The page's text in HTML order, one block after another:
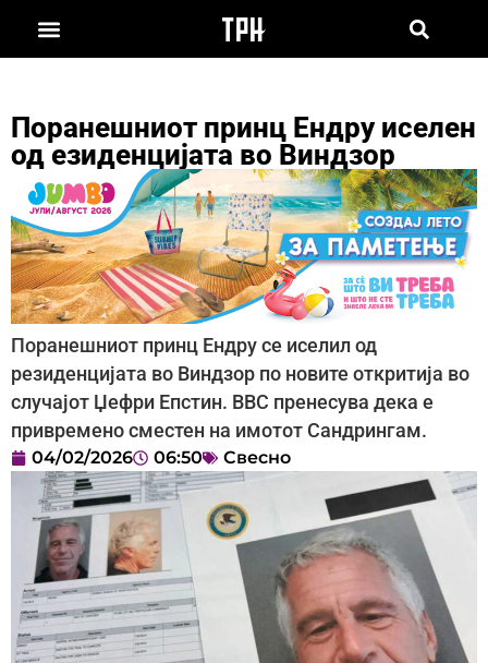
Поранешниот принц Ендру иселен
од езиденцијата во Виндзор
Поранешниот принц Ендру се иселил од
резиденцијата во Виндзор по новите откритија во
случајот Џефри Епстин. BBC пренесува дека е
привремено сместен на имотот Сандрингам.
04/02/2026 06:50 Свесно